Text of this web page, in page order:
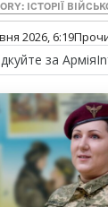
ІСТОРІЇ
2026, 6:19
за